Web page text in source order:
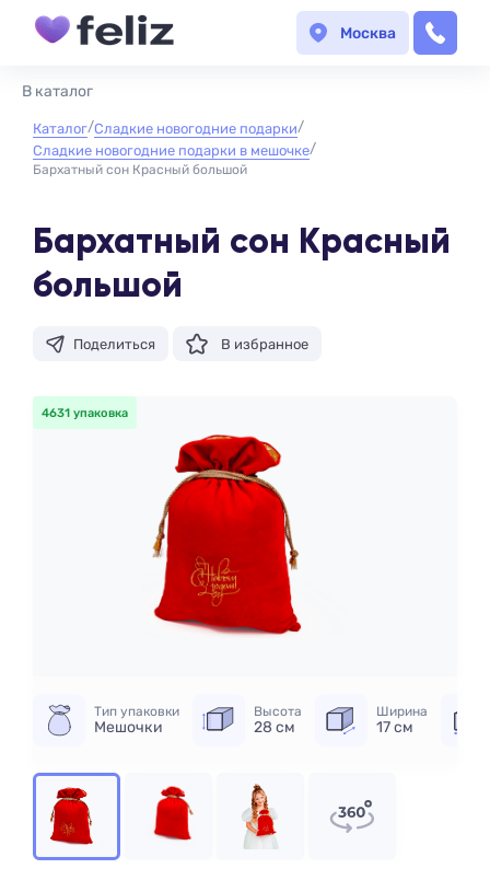
Москва
В каталог
Каталог Сладкие новогодние подарки
Сладкие новогодние подарки в мешочке
Бархатный сон Красный большой
Бархатный сон Красный
большой
Поделиться В избранное
4631 упаковка
Тип упаковки
Мешочки
Высота
28 см
Ширина
17 см